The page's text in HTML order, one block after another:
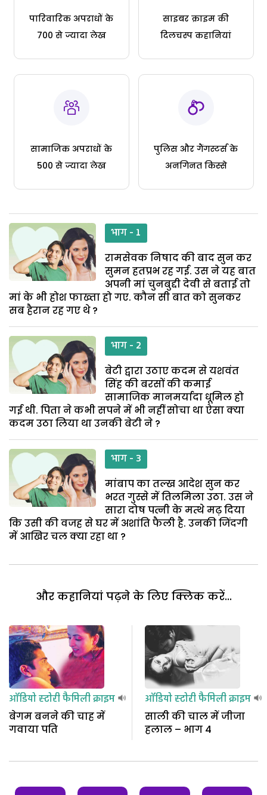
पारिवारिक अपराधों के
700 से ज्यादा लेख
साइबर क्राइम की
दिलचस्प कहानियां
सामाजिक अपराधों के
500 से ज्यादा लेख
पुलिस और गैंगस्टर्स के
अनगिनत किस्से
भाग - 1
रामसेवक निषाद की बाद सुन कर
सुमन हतप्रभ रह गई. उस ने यह बात
अपनी मां चुनबुद्दी देवी से बताई तो
मां के भी होश फाख्ता हो गए. कौन सी बात को सुनकर
सब हैरान रह गए थे ?
भाग - 2
बेटी द्वारा उठाए कदम से यशवंत
सिंह की बरसों की कमाई
सामाजिक मानमर्यादा धूमिल हो
गई थी. पिता ने कभी सपने में भी नहीं सोचा था ऐसा क्या
कदम उठा लिया था उनकी बेटी ने ?
भाग - 3
मांबाप का तल्ख आदेश सुन कर
भरत गुस्से में तिलमिला उठा. उस ने
सारा दोष पत्नी के मत्थे मढ़ दिया
कि उसी की वजह से घर में अशांति फैली है. उनकी जिंदगी
में आखिर चल क्या रहा था ?
और कहानियां पढ़ने के लिए क्लिक करें...
ऑडियो स्टोरीफैमिली क्राइम
बेगम बनने की चाह में
गवाया पति
ऑडियो स्टोरीफैमिली क्राइम
साली की चाल में जीजा
हलाल – भाग 4